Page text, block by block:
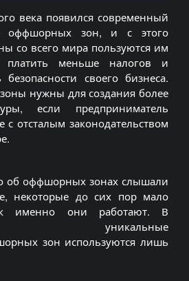
века появился современный
оффшорных зон, и с этого
со всего мира пользуются им
меньше налогов и
своего бизнеса.
нужны для создания более
если предприниматель
с отсталым законодательством
об оффшорных зонах слышали
некоторые до сих пор мало
именно они работают. В
уникальные
зон используются лишь